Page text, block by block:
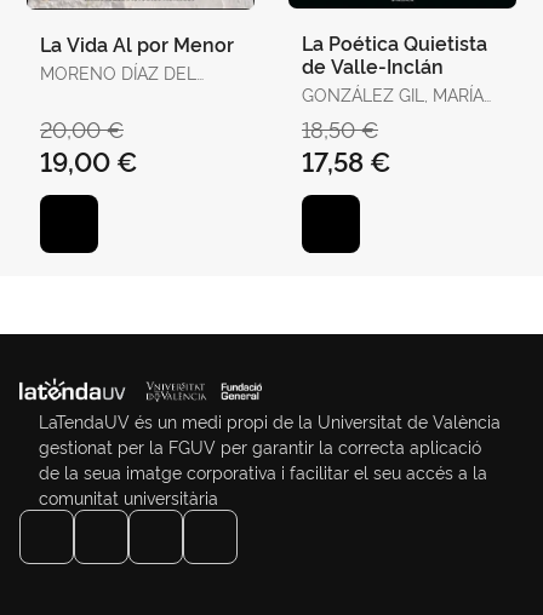
La Vida Al por Menor
MORENO DÍAZ DEL
20,00 €
19,00 €
La Poética Quietista
de Valle-Inclán
GONZÁLEZ GIL, MARÍA
18,50 €
17,58 €
LaTendaUV és un medi propi de la Universitat de València
gestionat per la FGUV per garantir la correcta aplicació
de la seua imatge corporativa i facilitar el seu accés a la
comunitat universitària